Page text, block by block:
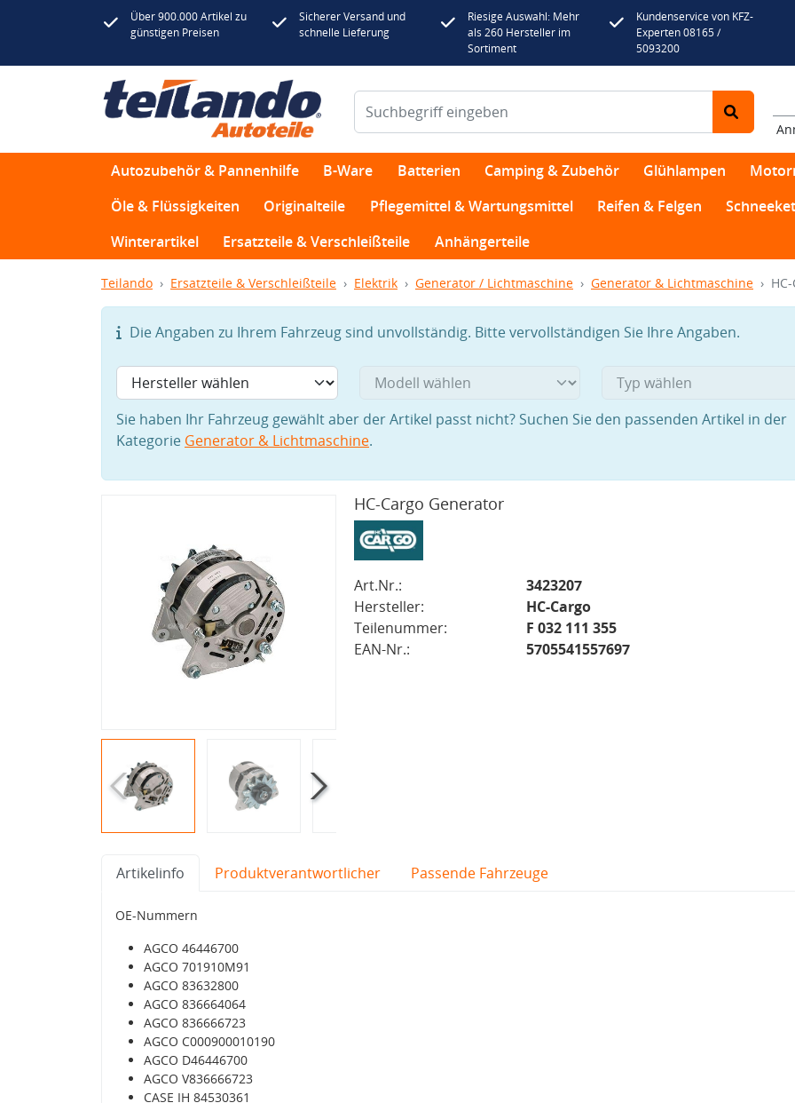
Über 900.000 Artikel zu
günstigen Preisen
Sicherer Versand und
schnelle Lieferung
Riesige Auswahl: Mehr
als 260 Hersteller im
Sortiment
Kundenservice von KFZ-
Experten 08165 /
5093200
Autozubehör & Pannenhilfe B-Ware Batterien Camping & Zubehör Glühlampen
Öle & Flüssigkeiten
Originalteile Pflegemittel & Wartungsmittel Reifen & Felgen
Winterartikel
Ersatzteile & Verschleißteile Anhängerteile
Teilando Ersatzteile & Verschleißteile Elektrik Generator / Lichtmaschine Generator & Lichtmaschine
Die Angaben zu Ihrem Fahrzeug sind unvollständig. Bitte vervollständigen Sie Ihre Angaben.
Sie haben Ihr Fahrzeug gewählt aber der Artikel passt nicht? Suchen Sie den passenden Artikel in der
Kategorie Generator & Lichtmaschine.
HC-Cargo Generator
Art.Nr.:
3423207
Hersteller:
HC-Cargo
Teilenummer:
F 032 111 355
EAN-Nr.:
5705541557697
Artikelinfo Produktverantwortlicher Passende Fahrzeuge
OE-Nummern
AGCO 46446700
AGCO 701910M91
AGCO 83632800
AGCO 836664064
AGCO 836666723
AGCO C000900010190
AGCO D46446700
AGCO V836666723
CASE IH 84530361